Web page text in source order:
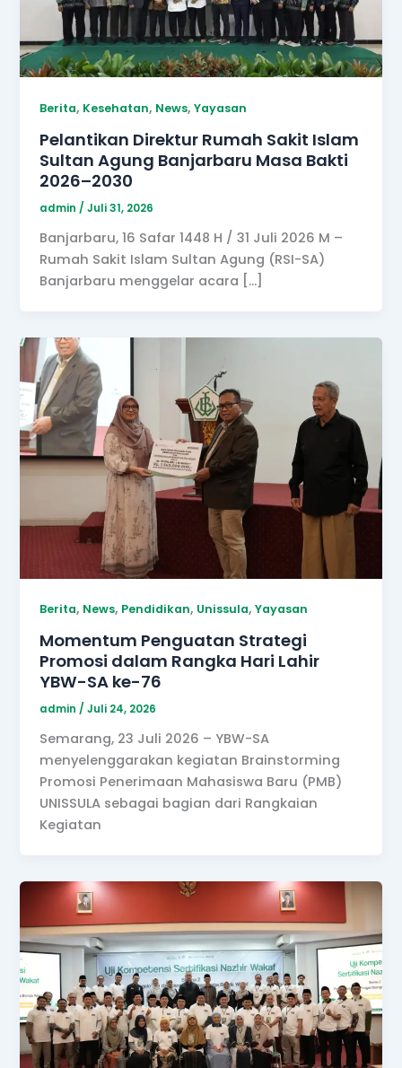
Berita, Kesehatan, News,Yayasan
Pelantikan Direktur Rumah Sakit Islam
Sultan Agung Banjarbaru Masa Bakti
2026–2030
admin /Juli 31, 2026
Banjarbaru, 16 Safar 1448 H / 31 Juli 2026 M –
Rumah Sakit Islam Sultan Agung (RSI-SA)
Banjarbaru menggelar acara […]
Berita, News, Pendidikan, Unissula,Yayasan
Momentum Penguatan Strategi
Promosi dalam Rangka Hari Lahir
YBW-SA ke-76
admin /Juli 24, 2026
Semarang, 23 Juli 2026 – YBW-SA
menyelenggarakan kegiatan Brainstorming
Promosi Penerimaan Mahasiswa Baru (PMB)
UNISSULA sebagai bagian dari Rangkaian
Kegiatan